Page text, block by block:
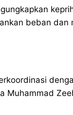
beban dan
Muhammad